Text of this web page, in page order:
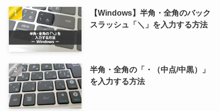
【Windows】半角・全角のバック
スラッシュ「＼」を入力する方法
半角・全角の「・（中点/中黒）」
を入力する方法